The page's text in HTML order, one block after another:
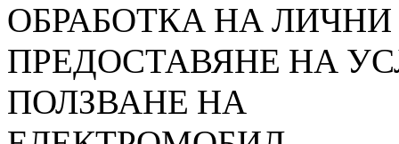
ОБРАБОТКА НА
ПРЕДОСТАВЯНЕ НА
ПОЛЗВАНЕ НА